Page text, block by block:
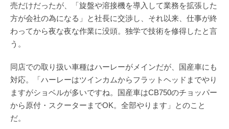
売だけだったが、「旋盤や溶接機を導入して業務を拡張した
方が会社の為になる」と社長に交渉し、それ以来、仕事が終
わってから夜な夜な作業に没頭。独学で技術を修得したと言
う。
同店での取り扱い車種はハーレーがメインだが、国産車にも
対応。「ハーレーはツインカムからフラットヘッドまでやり
ますがショベルが多いですね。国産車はCB750のチョッパー
から原付・スクーターまでOK。全部やります」とのこと
だ。